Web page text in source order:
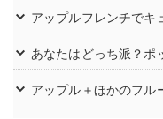
アップルフレンチでキ
あなたはどっち派？ポ
アップル＋ほかのフル